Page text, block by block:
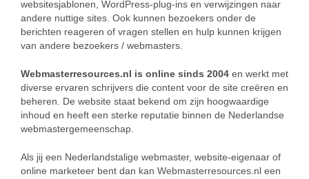
websitesjablonen, WordPress-plug-ins en verwijzingen naar
andere nuttige sites. Ook kunnen bezoekers onder de
berichten reageren of vragen stellen en hulp kunnen krijgen
van andere bezoekers / webmasters.
Webmasterresources.nl is online sinds 2004 en werkt met
diverse ervaren schrijvers die content voor de site creëren en
beheren. De website staat bekend om zijn hoogwaardige
inhoud en heeft een sterke reputatie binnen de Nederlandse
webmastergemeenschap.
Als jij een Nederlandstalige webmaster, website-eigenaar of
online marketeer bent dan kan Webmasterresources.nl een